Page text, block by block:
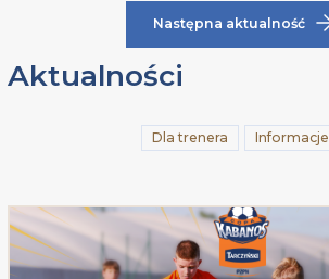
Następna aktualność
Aktualności
Dla trenera Informacje